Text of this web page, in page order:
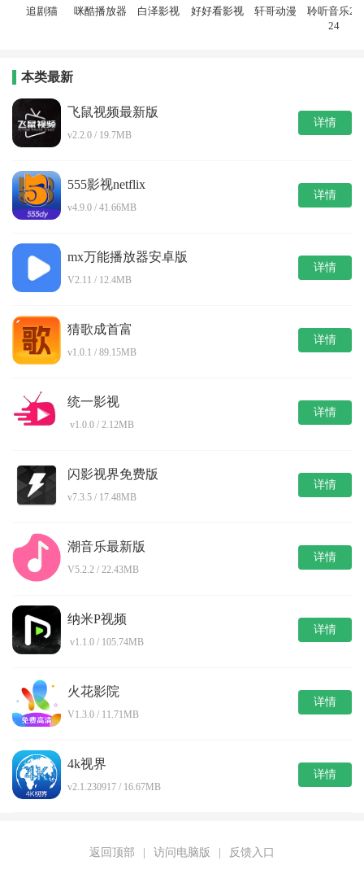
追剧猫 咪酷播放器 白泽影视 好好看影视 轩哥动漫
聆听音乐20
24
本类最新
飞鼠视频最新版
v2.2.0 / 19.7MB
详情
555影视netflix
v4.9.0 / 41.66MB
详情
mx万能播放器安卓版
V2.11 / 12.4MB
详情
猜歌成首富
v1.0.1 / 89.15MB
详情
统一影视
v1.0.0 / 2.12MB
详情
闪影视界免费版
v7.3.5 / 17.48MB
详情
潮音乐最新版
V5.2.2 / 22.43MB
详情
纳米P视频
v1.1.0 / 105.74MB
详情
火花影院
V1.3.0 / 11.71MB
详情
4k视界
v2.1.230917 / 16.67MB
详情
返回顶部 访问电脑版 反馈入口